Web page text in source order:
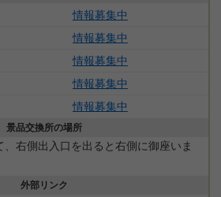
情報募集中
情報募集中
情報募集中
情報募集中
情報募集中
景品交換所の場所
右側出入口を出ると右側に御座いま
外部リンク